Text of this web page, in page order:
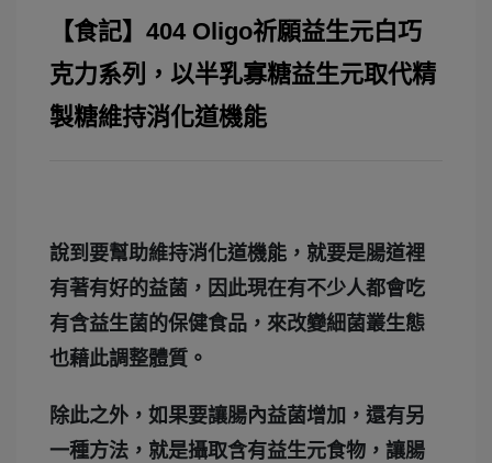
【食記】404 Oligo祈願益生元白巧
克力系列，以半乳寡糖益生元取代精
製糖維持消化道機能
說到要幫助維持消化道機能，就要是腸道裡
有著有好的益菌，因此現在有不少人都會吃
有含益生菌的保健食品，來改變細菌叢生態
也藉此調整體質。
除此之外，如果要讓腸內益菌增加，還有另
一種方法，就是攝取含有益生元食物，讓腸